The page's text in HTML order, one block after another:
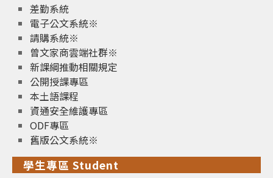
差勤系統
電子公文系統※
請購系統※
曾文家商雲端社群※
新課綱推動相關規定
公開授課專區
本土語課程
資通安全維護專區
ODF專區
舊版公文系統※
學生專區 Student